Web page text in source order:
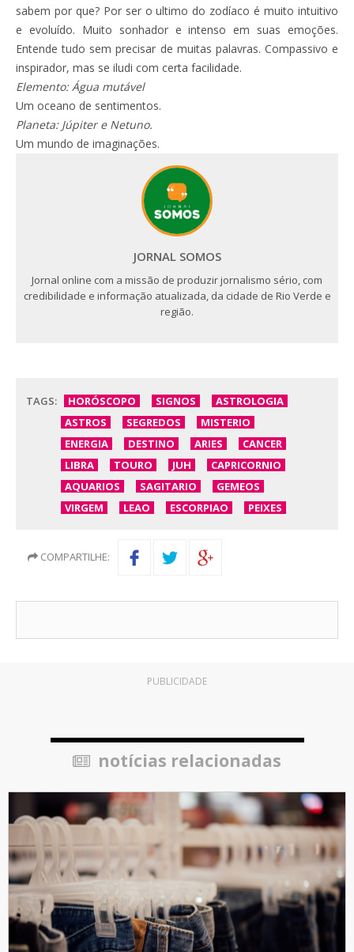
sabem por que? Por ser o ultimo do zodíaco é muito intuitivo
e evoluído. Muito sonhador e intenso em suas emoções.
Entende tudo sem precisar de muitas palavras. Compassivo e
inspirador, mas se iludi com certa facilidade.
Elemento: Água mutável
Um oceano de sentimentos.
Planeta: Júpiter e Netuno.
Um mundo de imaginações.
JORNAL SOMOS
Jornal online com a missão de produzir jornalismo sério, com
credibilidade e informação atualizada, da cidade de Rio Verde e
região.
TAGS: HORÓSCOPO SIGNOS
ASTROLOGIA
ASTROS
SEGREDOS
MISTERIO
ENERGIA
DESTINO ARIES
CANCER
LIBRA
TOURO JUH
CAPRICORNIO
AQUARIOS
SAGITARIO
GEMEOS
VIRGEM
LEAO ESCORPIAO PEIXES
COMPARTILHE:
PUBLICIDADE
notícias relacionadas